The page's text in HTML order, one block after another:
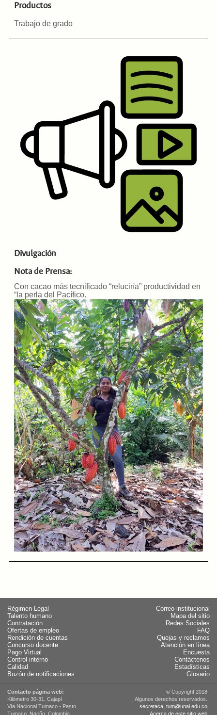
Productos
Trabajo de grado
Divulgación
Nota de Prensa:
Con cacao más tecnificado “reluciría” productividad en
“la perla del Pacífico.
Régimen Legal
Talento humano
Contratación
Ofertas de empleo
Rendición de cuentas
Concurso docente
Pago Virtual
Control interno
Calidad
Buzón de notificaciones
Correo institucional
Mapa del sitio
Redes Sociales
FAQ
Quejas y reclamos
Atención en línea
Encuesta
Contáctenos
Estadísticas
Glosario
Contacto página web:
Kilómetro 30-31, Cajapí
Vía Nacional Tumaco - Pasto
Tumaco, Nariño, Colombia
© Copyright 2018
Algunos derechos reservados.
secretaca_tum@unal.edu.co
Acerca de este sitio web